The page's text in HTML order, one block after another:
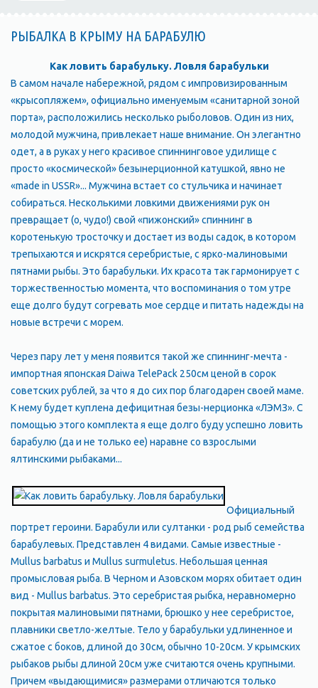
РЫБАЛКА В КРЫМУ НА БАРАБУЛЮ
Как ловить барабульку. Ловля барабульки
В самом начале набережной, рядом с импровизированным
«крысопляжем», официально именуемым «санитарной зоной
порта», расположились несколько рыболовов. Один из них,
молодой мужчина, привлекает наше внимание. Он элегантно
одет, а в руках у него красивое спиннинговое удилище с
просто «космической» безынерционной катушкой, явно не
«made in USSR»... Мужчина встает со стульчика и начинает
собираться. Несколькими ловкими движениями рук он
превращает (о, чудо!) свой «пижонский» спиннинг в
коротенькую тросточку и достает из воды садок, в котором
трепыхаются и искрятся серебристые, с ярко-малиновыми
пятнами рыбы. Это барабульки. Их красота так гармонирует с
торжественностью момента, что воспоминания о том утре
еще долго будут согревать мое сердце и питать надежды на
новые встречи с морем.
Через пару лет у меня появится такой же спиннинг-мечта -
импортная японская Daiwa TelePack 250см ценой в сорок
советских рублей, за что я до сих пор благодарен своей маме.
К нему будет куплена дефицитная безы-нерционка «ЛЭМЗ». С
помощью этого комплекта я еще долго буду успешно ловить
барабулю (да и не только ее) наравне со взрослыми
ялтинскими рыбаками...
Официальный
портрет героини. Барабули или султанки - род рыб семейства
барабулевых. Представлен 4 видами. Самые известные -
Mullus barbatus и Mullus surmuletus. Небольшая ценная
промысловая рыба. В Черном и Азовском морях обитает один
вид - Mullus barbatus. Это серебристая рыбка, неравномерно
покрытая малиновыми пятнами, брюшко у нее серебристое,
плавники светло-желтые. Тело у барабульки удлиненное и
сжатое с боков, длиной до 30см, обычно 10-20см. У крымских
рыбаков рыбы длиной 20см уже считаются очень крупными.
Причем «выдающимися» размерами отличаются только